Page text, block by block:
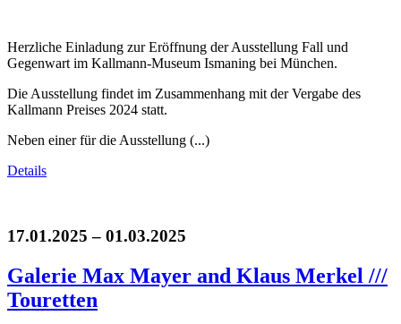
Herzliche Einladung zur Eröffnung der Ausstellung Fall und
Gegenwart im Kallmann-Museum Ismaning bei München.
Die Ausstellung findet im Zusammenhang mit der Vergabe des
Kallmann Preises 2024 statt.
Neben einer für die Ausstellung (...)
Details
17.01.2025 – 01.03.2025
Galerie Max Mayer and Klaus Merkel ///
Touretten